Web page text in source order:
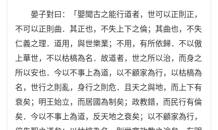
晏子對曰：「嬰聞古之能行道者，世可以正則正，
不可以正則曲．其正也，不失上下之倫；其曲也，不失
仁義之理．道用，與世樂業；不用，有所依歸．不以傲
上華世，不以枯槁為名．故道者，世之所以治，而身之
所以安也．今以不事上為道，以不顧家為行，以枯槁為
名，世行之則亂，身行之則危．且天之與地，而上下有
衰矣；明王始立，而居國為制矣；政教錯，而民行有倫
矣．今以不事上為道，反天地之衰矣；以不顧家為行，